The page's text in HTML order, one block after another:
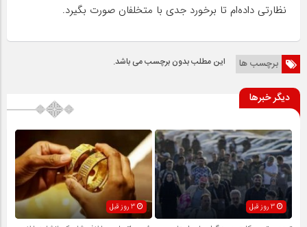
نظارتی داده‌ام تا برخورد جدی با متخلفان صورت بگیرد.
برچسب ها این مطلب بدون برچسب می باشد.
دیگر خبرها
3 روز قبل